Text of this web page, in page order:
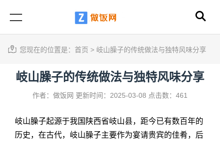
您现在的位置是： 首页 > 岐山臊子的传统做法与独特风味分享
岐山臊子的传统做法与独特风味分享
作者：做饭网 更新时间：2025-03-08 点击数：461
岐山臊子起源于我国陕西省岐山县，距今已有数百年的
历史，在古代，岐山臊子主要作为宴请贵宾的佳肴，后